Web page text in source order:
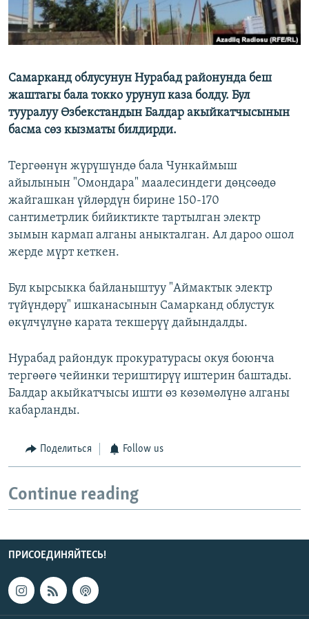
Самарканд облусунун Нурабад районунда беш
жаштагы бала токко урунуп каза болду. Бул
тууралуу Өзбекстандын Балдар акыйкатчысынын
басма сөз кызматы билдирди.
Тергөөнүн жүрүшүндө бала Чункаймыш
айылынын "Омондара" маалесиндеги дөңсөөдө
жайгашкан үйлөрдүн бирине 150-170
сантиметрлик бийиктикте тартылган электр
зымын кармап алганы аныкталган. Ал дароо ошол
жерде мүрт кеткен.
Бул кырсыкка байланыштуу "Аймактык электр
түйүндөрү" ишканасынын Самарканд облустук
өкүлчүлүнө карата текшерүү дайындалды.
Нурабад райондук прокуратурасы окуя боюнча
тергөөгө чейинки териштирүү иштерин баштады.
Балдар акыйкатчысы ишти өз көзөмөлүнө алганы
кабарланды.
Поделиться Follow us
Continue reading
ПРИСОЕДИНЯЙТЕСЬ!